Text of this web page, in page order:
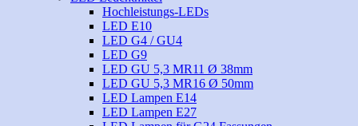
Hochleistungs-LEDs
LED E10
LED G4 / GU4
LED G9
LED GU 5,3 MR11 Ø 38mm
LED GU 5,3 MR16 Ø 50mm
LED Lampen E14
LED Lampen E27